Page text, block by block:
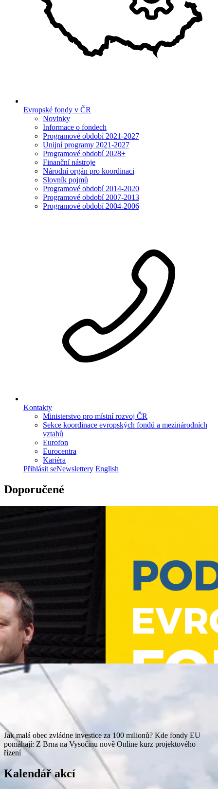
Evropské fondy v ČR
Novinky
Informace o fondech
Programové období 2021-2027
Unijní programy 2021-2027
Programové období 2028+
Finanční nástroje
Národní orgán pro koordinaci
Slovník pojmů
Programové období 2014-2020
Programové období 2007-2013
Programové období 2004-2006
Kontakty
Ministerstvo pro místní rozvoj ČR
Sekce koordinace evropských fondů a mezinárodních
vztahů
Eurofon
Eurocentra
Kariéra
Přihlásit seNewslettery English
Doporučené
Jak malá obec zvládne investice za 100 milionů? Kde fondy EU
pomáhají: Z Brna na Vysočinu nově Online kurz projektového
řízení
Kalendář akcí